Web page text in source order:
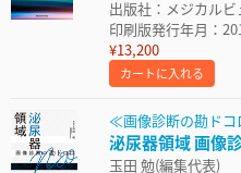
出版社：メジカル
印刷版発行年月：
¥13,200
カートに入れる
≪画像診断の勘ド
泌尿器領域 画像
玉田 勉(編集代表)